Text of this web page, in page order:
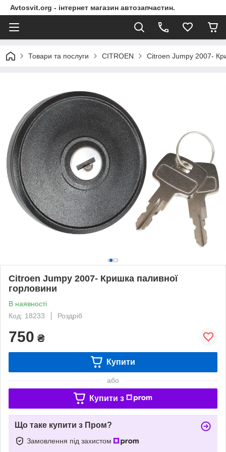
Avtosvit.org - інтернет магазин автозапчастин.
Товари та послуги CITROEN Citroen Jumpy 2007-
Citroen Jumpy 2007- Кришка паливної
горловини
В наявності
Код: 18233
Роздріб
750 ₴
Купити
або
Купити з
Що таке купити з Пром?
Замовлення під захистом